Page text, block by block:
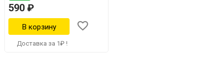
590 ₽
Доставка за 1₽ !